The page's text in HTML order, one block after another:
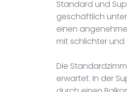
Standard und
geschäftlich
einen
mit schlichter und
Die
erwartet. In der